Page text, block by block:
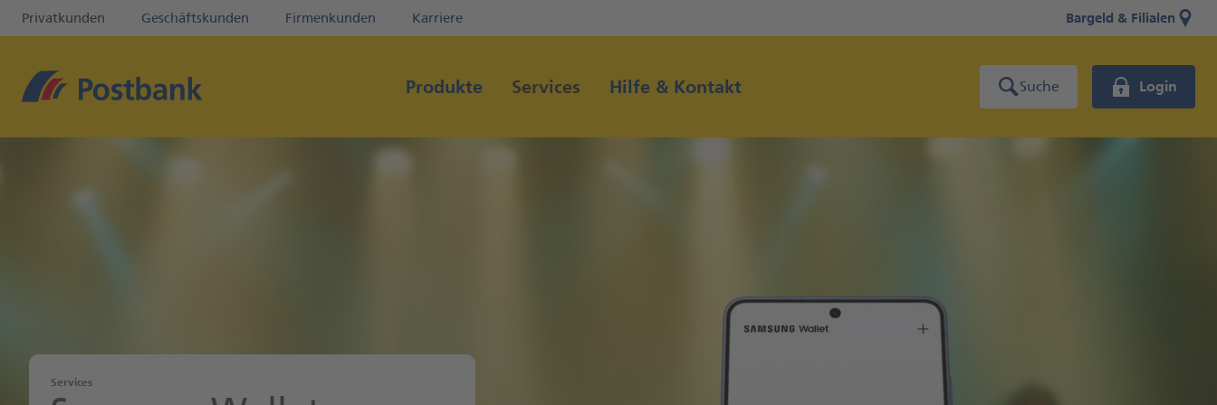
Direkt zur Hauptnavigation (Enter drücken) Bargeld & Filialen
Privatkunden Geschäftskunden Firmenkunden Karriere
Suche Login
Produkte Services Hilfe & Kontakt
Services